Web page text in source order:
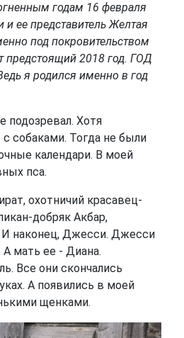
годам 16 февраля
ее представитель Желтая
под покровительством
предстоящий 2018 год. ГОД
я родился именно в год
подозревал. Хотя
собаками. Тогда не были
календари. В моей
пса.
охотничий красавец-
добряк Акбар,
И наконец, Джесси. Джесси
мать ее - Диана.
Все они скончались
А появились в моей
щенками.